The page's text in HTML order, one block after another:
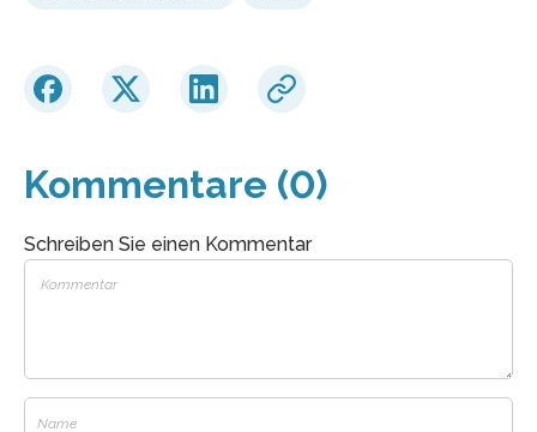
Kommentare (0)
Schreiben Sie einen Kommentar